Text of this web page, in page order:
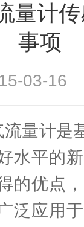
量计
事项
03-
量计是
水平的
的优点
泛应用